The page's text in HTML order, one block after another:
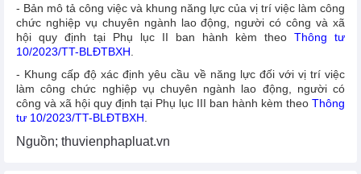
- Bản mô tả công việc và khung năng lực của vị trí việc làm công
chức nghiệp vụ chuyên ngành lao động, người có công và xã
hội quy định tại Phụ lục II ban hành kèm theo Thông tư
10/2023/TT-BLĐTBXH
- Khung cấp độ xác định yêu cầu về năng lực đối với vị trí việc
làm công chức nghiệp vụ chuyên ngành lao động, người có
công và xã hội quy định tại Phụ lục III ban hành kèm theo Thông
tư 10/2023/TT-BLĐTBXH
Nguồn; thuvienphapluat.vn